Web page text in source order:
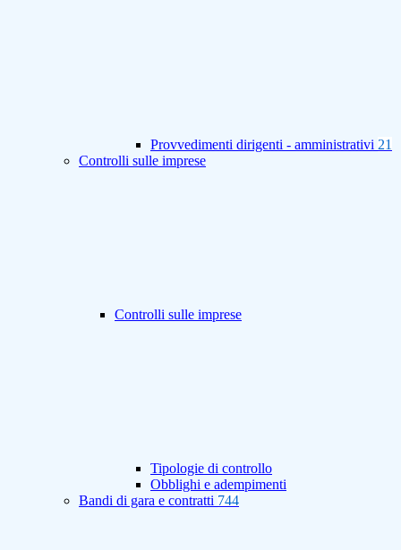
Provvedimenti dirigenti - amministrativi 21
Controlli sulle imprese
Controlli sulle imprese
Tipologie di controllo
Obblighi e adempimenti
Bandi di gara e contratti 744